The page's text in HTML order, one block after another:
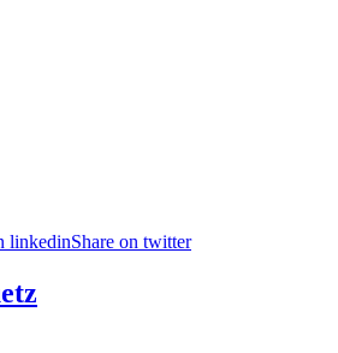
linkedinShare on twitter